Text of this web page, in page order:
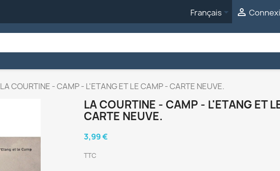
Français 
LA COURTINE - CAMP - L'ETANG ET LE CAMP - CARTE NEUVE.
LA COURTINE - CAMP - L'ETANG ET
CARTE NEUVE.
3,99 €
TTC